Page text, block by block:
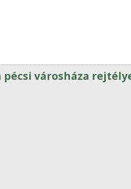
városháza